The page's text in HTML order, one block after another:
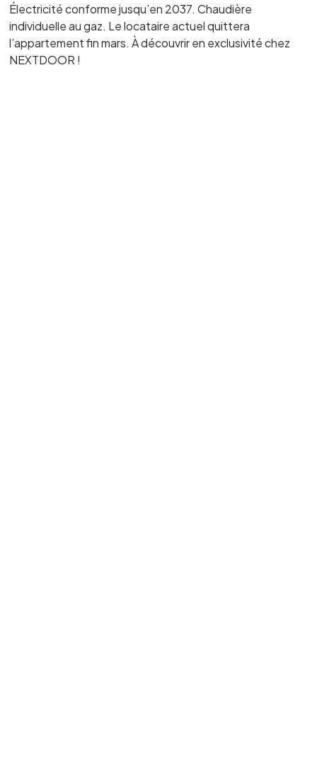
Électricité conforme jusqu’en 2037. Chaudière
individuelle au gaz. Le locataire actuel quittera
l’appartement fin mars. À découvrir en exclusivité chez
NEXTDOOR !